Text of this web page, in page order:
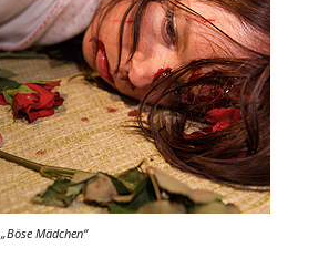
„Böse Mädchen“